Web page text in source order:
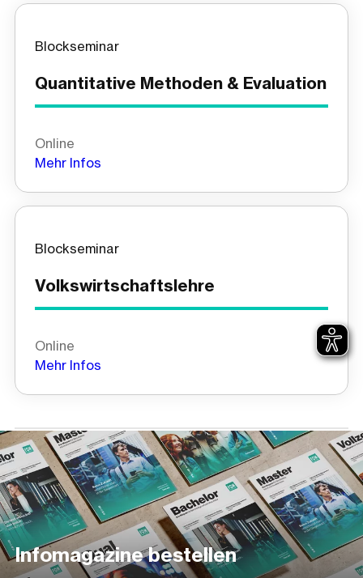
Blockseminar
Quantitative Methoden & Evaluation
Online
Mehr Infos
Blockseminar
Volkswirtschaftslehre
Online
Mehr Infos
Infomagazine bestellen